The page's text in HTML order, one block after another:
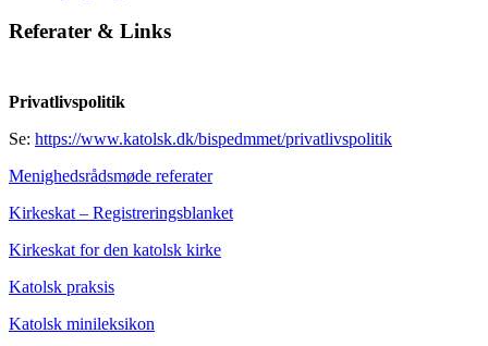
Referater & Links
Privatlivspolitik
Se: https://www.katolsk.dk/bispedmmet/privatlivspolitik
Menighedsrådsmøde referater
Kirkeskat – Registreringsblanket
Kirkeskat for den katolsk kirke
Katolsk praksis
Katolsk minileksikon